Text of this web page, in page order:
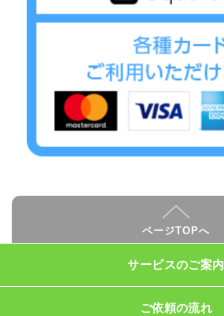
ページTOPへ
サービスのご案内
ご依頼の流れ